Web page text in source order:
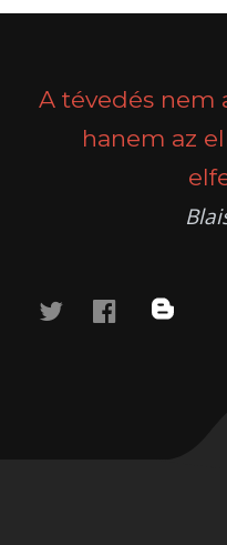
A tévedés nem
hanem az
twitterfacebook
blog